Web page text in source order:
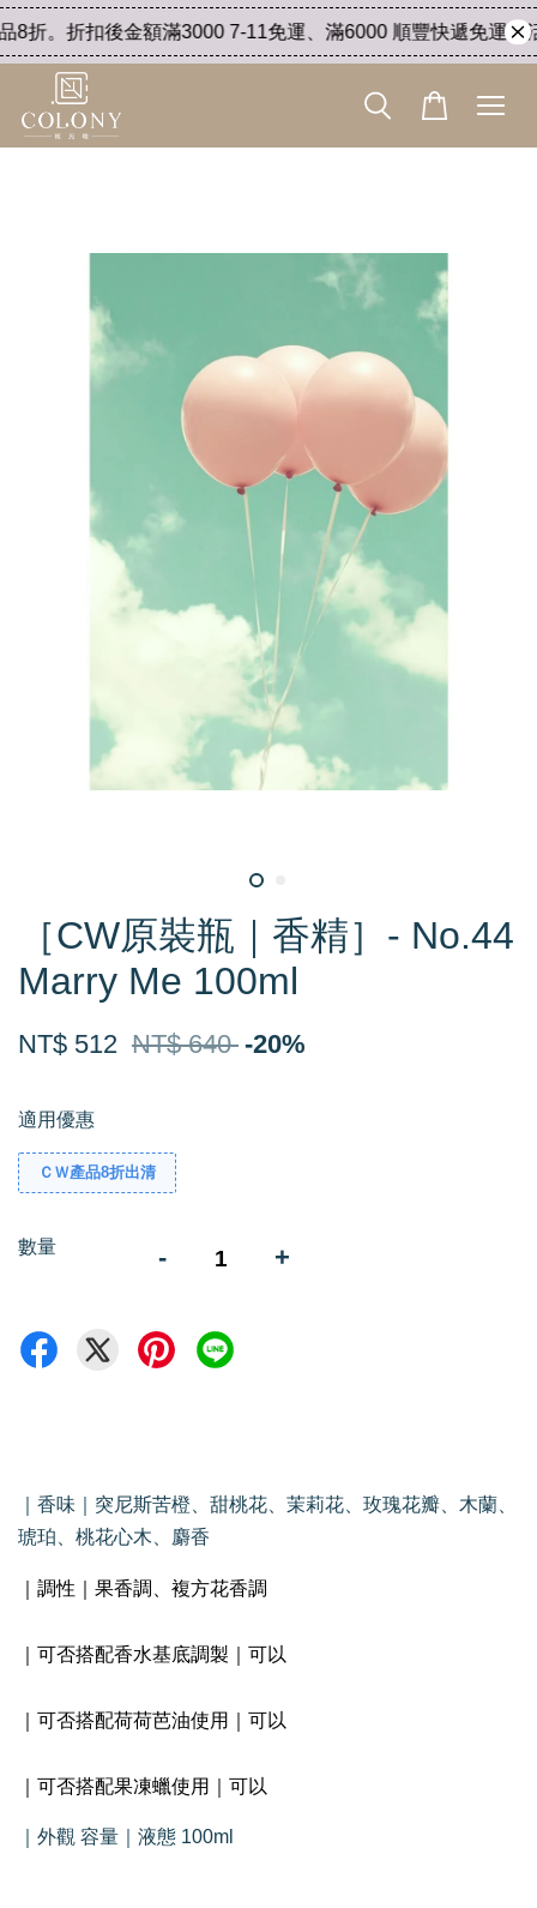
折。折扣後金額滿3000 7-11免運、滿6000 順豐快遞免運。
［CW原裝瓶｜香精］- No.44
Marry Me 100ml
NT$ 512 NT$ 640 -20%
適用優惠
ＣＷ產品8折出清
數量 - +
｜香味｜突尼斯苦橙、甜桃花、茉莉花、玫瑰花瓣、木蘭、
琥珀、桃花心木、麝香
｜調性｜果香調、複方花香調
｜可否搭配香水基底調製｜可以
｜可否搭配荷荷芭油使用｜可以
｜可否搭配果凍蠟使用｜可以
｜外觀 容量｜液態 100ml